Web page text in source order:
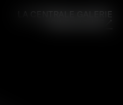
LA CENTRALE GALERIE
↗